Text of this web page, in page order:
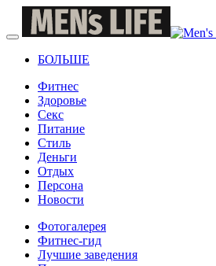
БОЛЬШЕ
Фитнес
Здоровье
Секс
Питание
Стиль
Деньги
Отдых
Персона
Новости
Фотогалерея
Фитнес-гид
Лучшие заведения